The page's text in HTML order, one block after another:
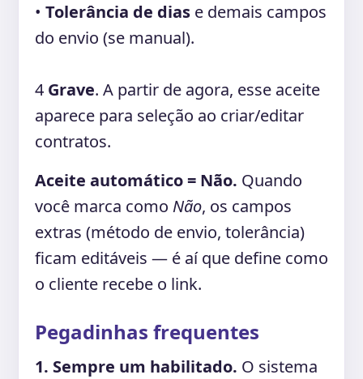
• Tolerância de dias e demais campos
do envio (se manual).
4 Grave. A partir de agora, esse aceite
aparece para seleção ao criar/editar
contratos.
Aceite automático = Não. Quando
você marca como Não, os campos
extras (método de envio, tolerância)
ficam editáveis — é aí que define como
o cliente recebe o link.
Pegadinhas frequentes
1. Sempre um habilitado. O sistema